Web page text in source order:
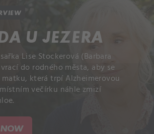
U JEZERA
Lise Stockerová (Barbara
do rodného města, aby se
která trpí Alzheimerovou
večírku náhle zmizí
NOW